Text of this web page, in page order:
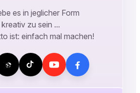
es in jeglicher Form
kreativ zu sein …
ist: einfach mal machen!